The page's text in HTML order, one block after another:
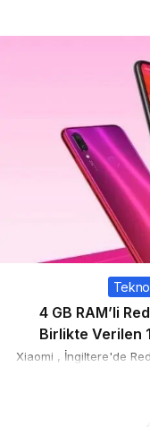
4 GB RAM’li
Birlikte Verilen
Xiaomi , İngiltere'de